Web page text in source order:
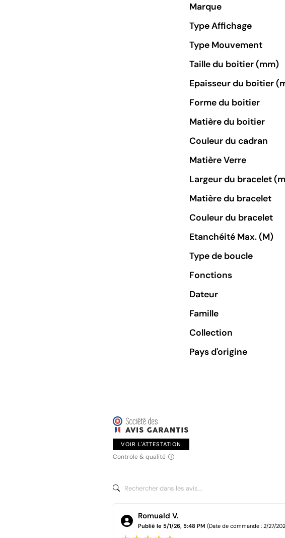
Marque
Type Affichage
Type Mouvement
Taille du boitier (mm)
Epaisseur du boitier
Forme du boitier
Matière du boitier
Couleur du cadran
Matière Verre
Largeur du bracelet
Matière du bracelet
Couleur du bracelet
Etanchéité Max. (M)
Type de boucle
Fonctions
Dateur
Famille
Collection
Pays d'origine
VOIR L'ATTESTATION
Contrôle & qualité
Romuald V.
Publié le 5/1/26, 5:48 PM (Date de commande : 2/27/